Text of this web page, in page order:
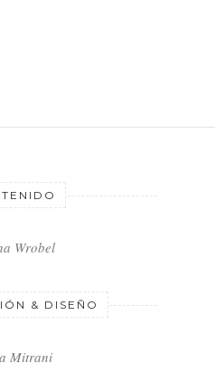
Wrobel
& DISEÑO
Mitrani